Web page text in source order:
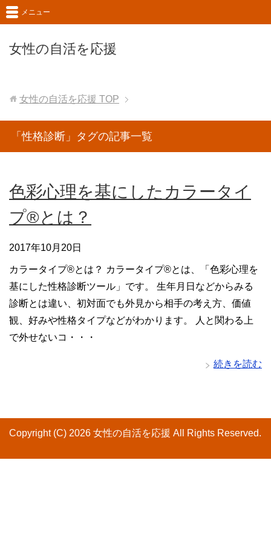
女性の自活を応援
メニュー
女性の自活を応援 TOP
「性格診断」タグの記事一覧
色彩心理を基にしたカラータイ
プ®とは？
2017年10月20日
カラータイプ®とは？ カラータイプ®とは、「色彩心理を
基にした性格診断ツール」です。 生年月日などからみる
診断とは違い、初対面でも外見から相手の考え方、価値
観、好みや性格タイプなどがわかります。 人と関わる上
で外せないコ・・・
続きを読む
Copyright (C) 2026 女性の自活を応援 All Rights Reserved.